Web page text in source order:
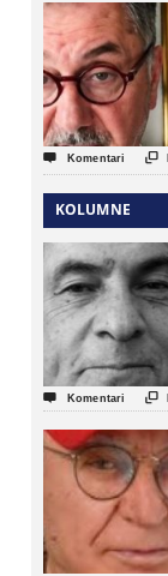
 Komentari 
KOLUMNE
 Komentari 